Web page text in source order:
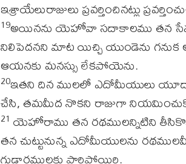
ఇశ్రాయేలురాజులు ప్రవర్తించినట్లు
19అయినను యెహోవా సదాకాలము తన
నిలిపెదనని మాట యిచ్చి యుండెను
ఆయనకు మనస్సు లేకపోయెను.
20ఇతని దిన ములలో ఎదోమీయులు
చేసి, తమమీద నొకని రాజుగా
21 యెహోరాము తన రథములన్నిటిని
తన చుట్టునున్న ఎదోమీయులను
గుడారములకు పారిపోయిరి.